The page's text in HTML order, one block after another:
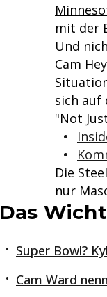
mit der
Und
Cam
sich auf
"Not
Die
nur
Das
Super Bowl?
Cam Ward